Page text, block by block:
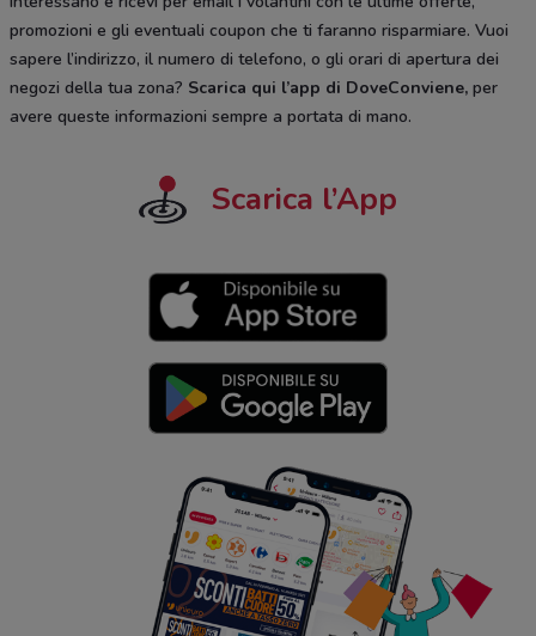
promozioni e gli eventuali coupon che ti faranno risparmiare. Vuoi
sapere l’indirizzo, il numero di telefono, o gli orari di apertura dei
negozi della tua zona? Scarica qui l’app di DoveConviene, per
avere queste informazioni sempre a portata di mano.
Scarica l’App